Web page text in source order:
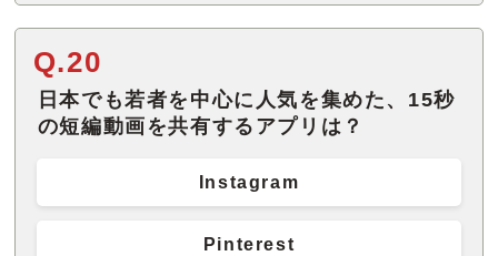
Q.20
日本でも若者を中心に人気を集めた、15秒
の短編動画を共有するアプリは？
Instagram
Pinterest